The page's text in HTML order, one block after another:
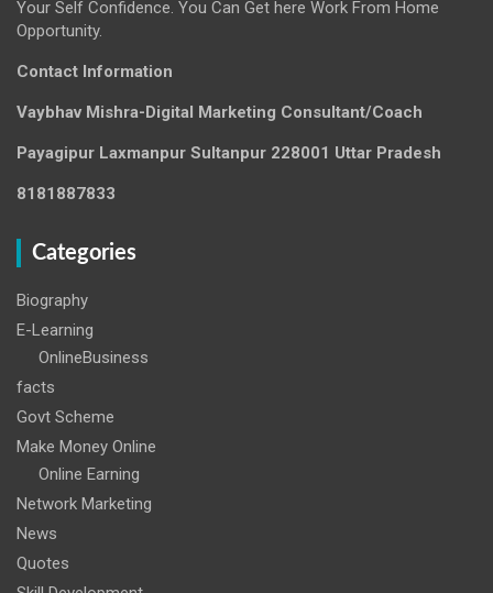
Your Self Confidence. You Can Get here Work From Home
Opportunity.
Contact Information
Vaybhav Mishra-Digital Marketing Consultant/Coach
Payagipur Laxmanpur Sultanpur 228001 Uttar Pradesh
8181887833
Categories
Biography
E-Learning
OnlineBusiness
facts
Govt Scheme
Make Money Online
Online Earning
Network Marketing
News
Quotes